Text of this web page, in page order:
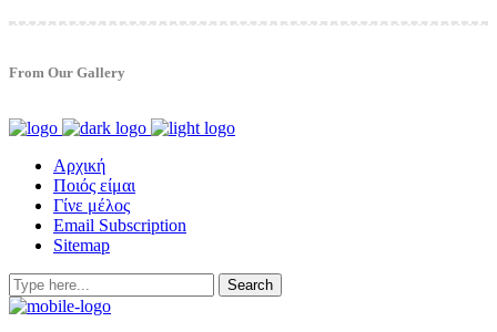
From Our Gallery
Αρχική
Ποιός είμαι
Γίνε μέλος
Email Subscription
Sitemap